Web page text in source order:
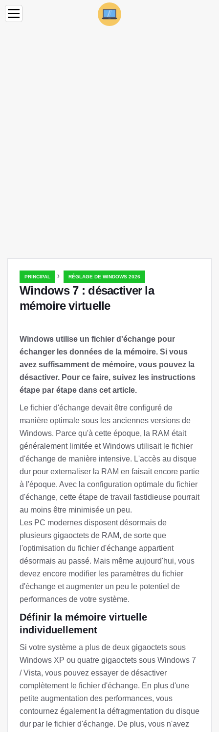
PRINCIPAL › RÉGLAGE DE WINDOWS 2026
Windows 7 : désactiver la
mémoire virtuelle
Windows utilise un fichier d'échange pour
échanger les données de la mémoire. Si vous
avez suffisamment de mémoire, vous pouvez la
désactiver. Pour ce faire, suivez les instructions
étape par étape dans cet article.
Le fichier d'échange devait être configuré de
manière optimale sous les anciennes versions de
Windows. Parce qu'à cette époque, la RAM était
généralement limitée et Windows utilisait le fichier
d'échange de manière intensive. L'accès au disque
dur pour externaliser la RAM en faisait encore partie
à l'époque. Avec la configuration optimale du fichier
d'échange, cette étape de travail fastidieuse pourrait
au moins être minimisée un peu.
Les PC modernes disposent désormais de
plusieurs gigaoctets de RAM, de sorte que
l'optimisation du fichier d'échange appartient
désormais au passé. Mais même aujourd'hui, vous
devez encore modifier les paramètres du fichier
d'échange et augmenter un peu le potentiel de
performances de votre système.
Définir la mémoire virtuelle
individuellement
Si votre système a plus de deux gigaoctets sous
Windows XP ou quatre gigaoctets sous Windows 7
/ Vista, vous pouvez essayer de désactiver
complètement le fichier d'échange. En plus d'une
petite augmentation des performances, vous
contournez également la défragmentation du disque
dur par le fichier d'échange. De plus, vous n'avez